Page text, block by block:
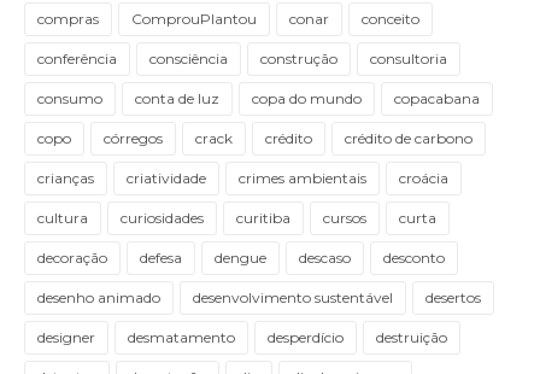
compras ComprouPlantou conar conceito
conferência consciência construção consultoria
consumo conta de luz copa do mundo copacabana
copo córregos crack crédito crédito de carbono
crianças criatividade crimes ambientais croácia
cultura curiosidades curitiba cursos curta
decoração defesa dengue descaso desconto
desenho animado desenvolvimento sustentável desertos
designer desmatamento desperdício destruição